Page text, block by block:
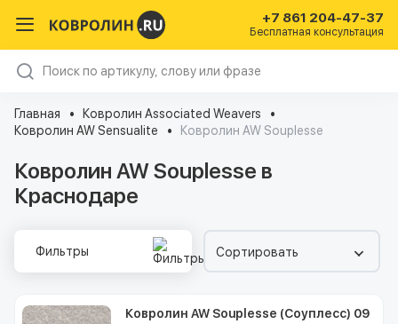
+7 861 204-47-37
Бесплатная консультация
Главная
Ковролин Associated Weavers
Ковролин AW Sensualite
Ковролин AW Souplesse
Ковролин AW Souplesse в
Краснодаре
Фильтры Сортировать
Ковролин AW Souplesse (Соуплесс) 09